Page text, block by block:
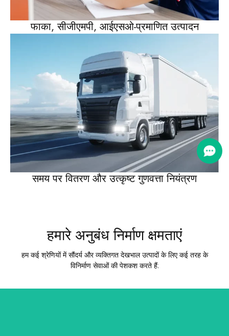
फाका, सीजीएमपी, आईएसओ-प्रमाणित उत्पादन
समय पर वितरण और उत्कृष्ट गुणवत्ता नियंत्रण
हमारे अनुबंध निर्माण क्षमताएं
हम कई श्रेणियों में सौंदर्य और व्यक्तिगत देखभाल उत्पादों के लिए कई तरह के
विनिर्माण सेवाओं की पेशकश करते हैं: